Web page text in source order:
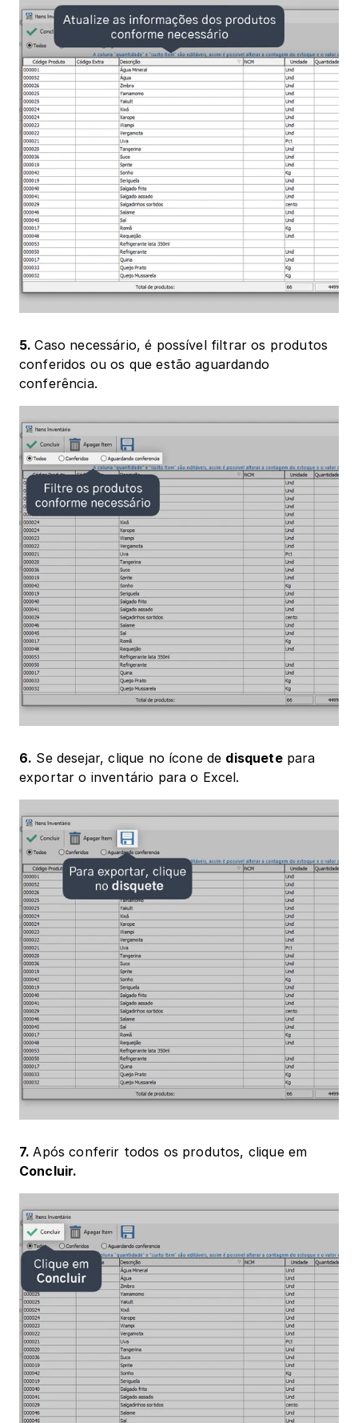
5. Caso necessário, é possível filtrar os produtos
conferidos ou os que estão aguardando
conferência.
6. Se desejar, clique no ícone de disquete para
exportar o inventário para o Excel.
7.
Concluir.